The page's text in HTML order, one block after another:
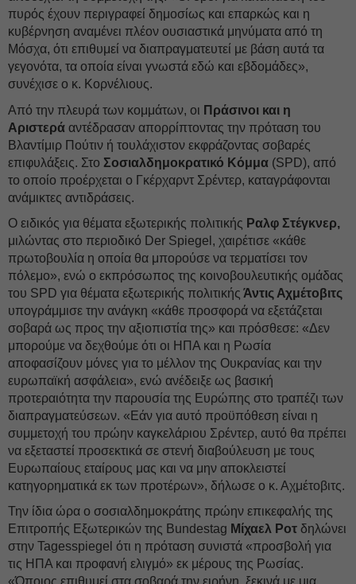
πυρός έχουν περιγραφεί δημοσίως και επαρκώς και η
κυβέρνηση αναμένει πλέον ουσιαστικά μηνύματα από τη
Μόσχα, ότι επιθυμεί να διαπραγματευτεί με βάση αυτά τα
γεγονότα, τα οποία είναι γνωστά εδώ και εβδομάδες»,
συνέχισε ο κ. Κορνέλιους.
Από την πλευρά των κομμάτων, οι Πράσινοι και η
Αριστερά αντέδρασαν απορρίπτοντας την πρόταση του
Βλαντίμιρ Πούτιν ή τουλάχιστον εκφράζοντας σοβαρές
επιφυλάξεις. Στο Σοσιαλδημοκρατικό Κόμμα (SPD), από
το οποίο προέρχεται ο Γκέρχαρντ Σρέντερ, καταγράφονται
ανάμικτες αντιδράσεις.
Ο ειδικός για θέματα εξωτερικής πολιτικής Ραλφ Στέγκνερ,
μιλώντας στο περιοδικό Der Spiegel, χαιρέτισε «κάθε
πρωτοβουλία η οποία θα μπορούσε να τερματίσει τον
πόλεμο», ενώ ο εκπρόσωπος της κοινοβουλευτικής ομάδας
του SPD για θέματα εξωτερικής πολιτικής Άντις Αχμέτοβιτς
υπογράμμισε την ανάγκη «κάθε προσφορά να εξετάζεται
σοβαρά ως προς την αξιοπιστία της» και πρόσθεσε: «Δεν
μπορούμε να δεχθούμε ότι οι ΗΠΑ και η Ρωσία
αποφασίζουν μόνες για το μέλλον της Ουκρανίας και την
ευρωπαϊκή ασφάλεια», ενώ ανέδειξε ως βασική
προτεραιότητα την παρουσία της Ευρώπης στο τραπέζι των
διαπραγματεύσεων. «Εάν για αυτό προϋπόθεση είναι η
συμμετοχή του πρώην καγκελάριου Σρέντερ, αυτό θα πρέπει
να εξεταστεί προσεκτικά σε στενή διαβούλευση με τους
Ευρωπαίους εταίρους μας και να μην αποκλειστεί
κατηγορηματικά εκ των προτέρων», δήλωσε ο κ. Αχμέτοβιτς.
Την ίδια ώρα ο σοσιαλδημοκράτης πρώην επικεφαλής της
Επιτροπής Εξωτερικών της Bundestag Μίχαελ Ροτ δηλώνει
στην Tagesspiegel ότι η πρόταση συνιστά «προσβολή για
τις ΗΠΑ και προφανή ελιγμό» εκ μέρους της Ρωσίας.
«Όποιος επιθυμεί στα σοβαρά την ειρήνη, ξεκινά με μια